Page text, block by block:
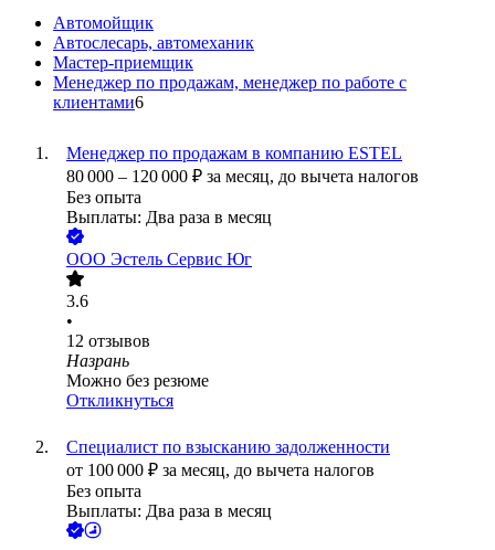
Автомойщик
Автослесарь, автомеханик
Мастер-приемщик
Менеджер по продажам, менеджер по работе с
клиентами6
Менеджер по продажам в компанию ESTEL
80 000 – 120 000 ₽ за месяц, до вычета налогов
Без опыта
Выплаты: Два раза в месяц
ООО Эстель Сервис Юг
3.6
•
12 отзывов
Назрань
Можно без резюме
Откликнуться
Специалист по взысканию задолженности
от 100 000 ₽ за месяц, до вычета налогов
Без опыта
Выплаты: Два раза в месяц